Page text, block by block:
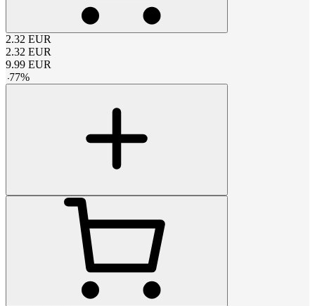
2.32 EUR
2.32 EUR
9.99 EUR
-77%